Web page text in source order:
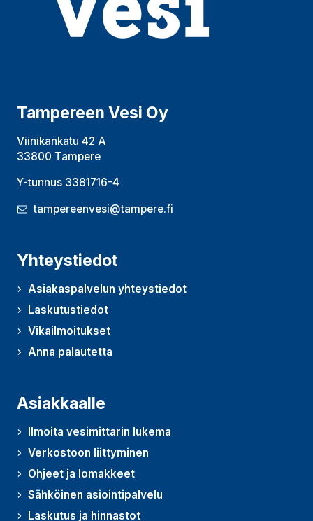
Tampereen Vesi Oy
Viinikankatu 42 A
33800 Tampere
Y-tunnus 3381716-4
tampereenvesi@tampere.fi
Yhteystiedot
Asiakaspalvelun yhteystiedot
Laskutustiedot
Vikailmoitukset
Anna palautetta
(Avautuu uudessa ikkunassa)
Asiakkaalle
Ilmoita vesimittarin lukema
Verkostoon liittyminen
Ohjeet ja lomakkeet
Sähköinen asiointipalvelu
Laskutus ja hinnastot